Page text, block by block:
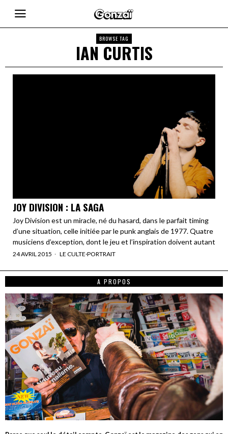
BROWSE TAG
IAN CURTIS
JOY DIVISION : LA SAGA
Joy Division est un miracle, né du hasard, dans le parfait timing
d’une situation, celle initiée par le punk anglais de 1977. Quatre
musiciens d’exception, dont le jeu et l’inspiration doivent autant
24 AVRIL 2015 LE CULTE·PORTRAIT
A PROPOS